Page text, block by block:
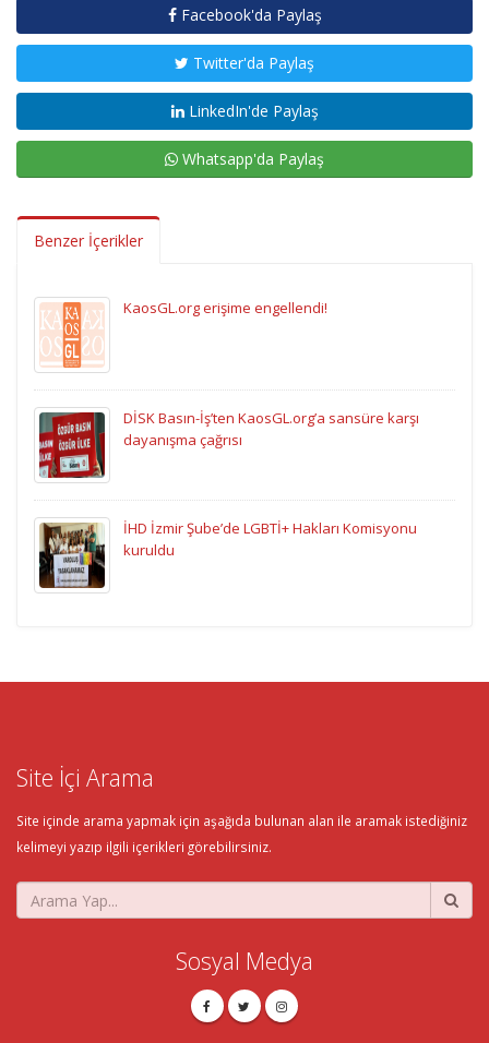
Facebook'da Paylaş
Twitter'da Paylaş
LinkedIn'de Paylaş
Whatsapp'da Paylaş
Benzer İçerikler
KaosGL.org erişime engellendi!
DİSK Basın-İş’ten KaosGL.org’a sansüre karşı
dayanışma çağrısı
İHD İzmir Şube’de LGBTİ+ Hakları Komisyonu
kuruldu
Site İçi Arama
Site içinde arama yapmak için aşağıda bulunan alan ile aramak istediğiniz
kelimeyi yazıp ilgili içerikleri görebilirsiniz.
Sosyal Medya